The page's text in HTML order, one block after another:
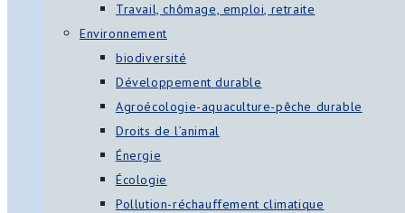
Travail, chômage, emploi, retraite
Environnement
biodiversité
Développement durable
Agroécologie-aquaculture-pêche durable
Droits de l’animal
Énergie
Écologie
Pollution-réchauffement climatique